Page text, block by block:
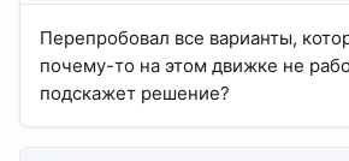
Перепробовал все варианты,
почему-то на этом движке не
подскажет решение?